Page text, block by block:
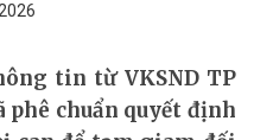
tin từ VKSND TP
phê chuẩn quyết định